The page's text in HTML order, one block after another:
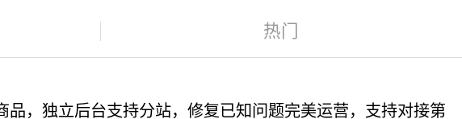
热门
，独立后台支持分站，修复已知问题完美运营，支持对接第